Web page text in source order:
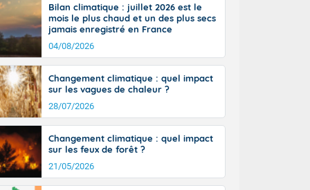
jusque
la Corse.
Pyrénées,
marge de
de la
En soirée,
sur
22 à 24,
sur le
hors côtes
38 ou 39
Bilan climatique : juillet 2026 est le
mois le plus chaud et un des plus secs
jamais enregistré en France
04/08/2026
Changement climatique : quel impact
sur les vagues de chaleur ?
28/07/2026
Changement climatique : quel impact
sur les feux de forêt ?
21/05/2026